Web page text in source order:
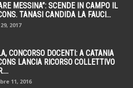
MESSINA”: SCENDE IN CAMPO IL
TANASI CANDIDA LA FAUCI...
2017
CONCORSO DOCENTI: A CATANIA
LANCIA RICORSO COLLETTIVO
11, 2016